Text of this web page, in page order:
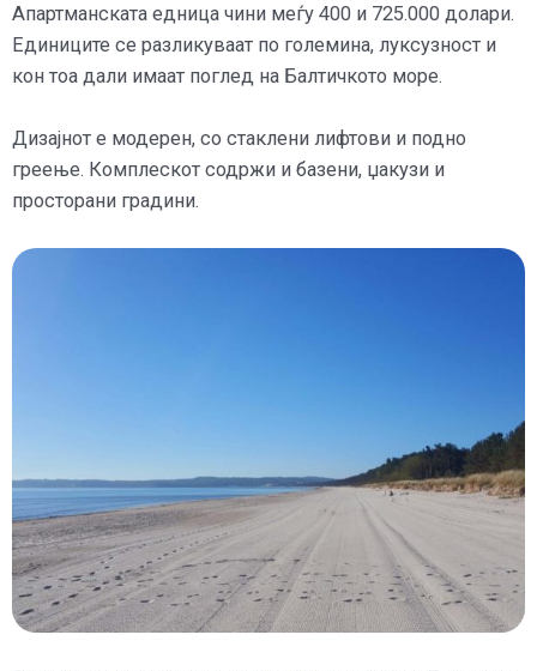
Апартманската едница чини меѓу 400 и 725.000 долари.
Единиците се разликуваат по големина, луксузност и
кон тоа дали имаат поглед на Балтичкото море.
Дизајнот е модерен, со стаклени лифтови и подно
греење. Комплескот содржи и базени, џакузи и
просторани градини.